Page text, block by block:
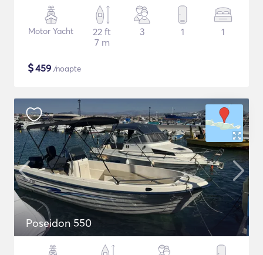
Motor Yacht
22 ft
7 m
3 1 1
$459 /noapte
Poseidon 550